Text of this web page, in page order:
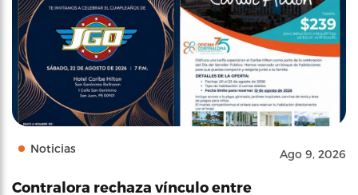
Noticias Ago 9, 2026
Contralora rechaza vínculo entre